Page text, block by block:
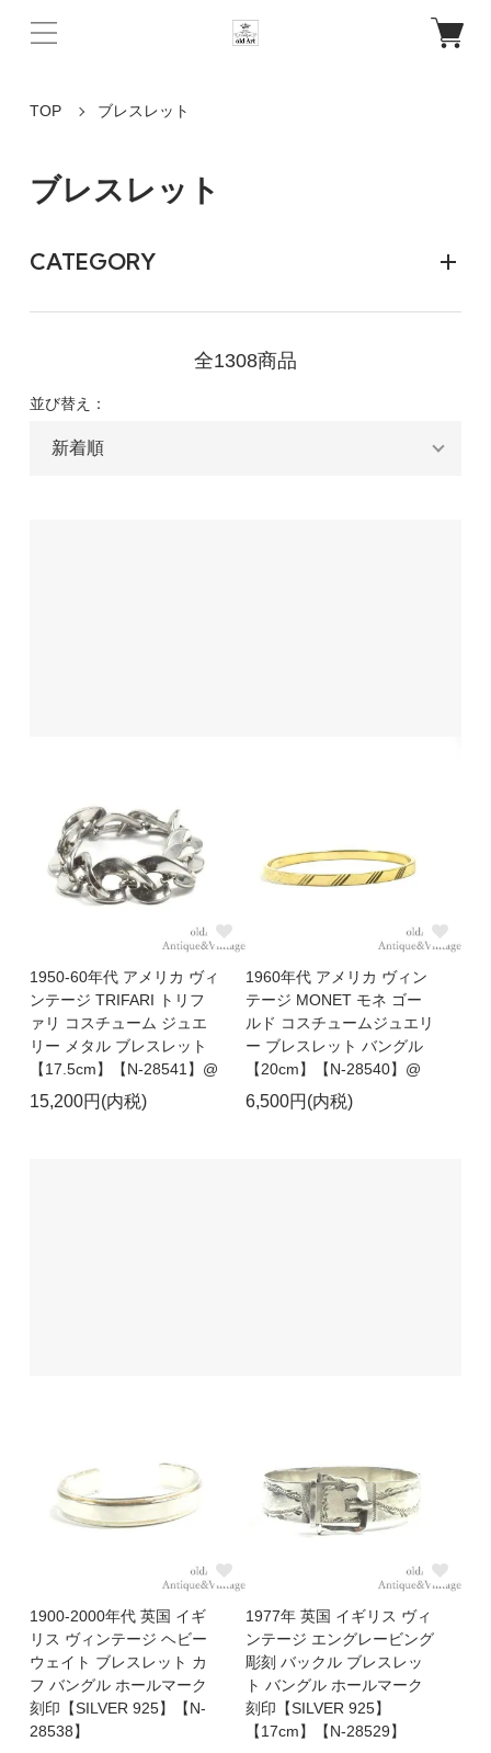
TOP ブレスレット
ブレスレット
CATEGORY
全1308商品
並び替え：
1950-60年代 アメリカ ヴィ
ンテージ TRIFARI トリフ
ァリ コスチューム ジュエ
リー メタル ブレスレット
【17.5cm】【N-28541】@
15,200円(内税)
1960年代 アメリカ ヴィン
テージ MONET モネ ゴー
ルド コスチュームジュエリ
ー ブレスレット バングル
【20cm】【N-28540】@
6,500円(内税)
1900-2000年代 英国 イギ
リス ヴィンテージ ヘビー
ウェイト ブレスレット カ
フ バングル ホールマーク
刻印【SILVER 925】【N-
28538】
1977年 英国 イギリス ヴィ
ンテージ エングレービング
彫刻 バックル ブレスレッ
ト バングル ホールマーク
刻印【SILVER 925】
【17cm】【N-28529】